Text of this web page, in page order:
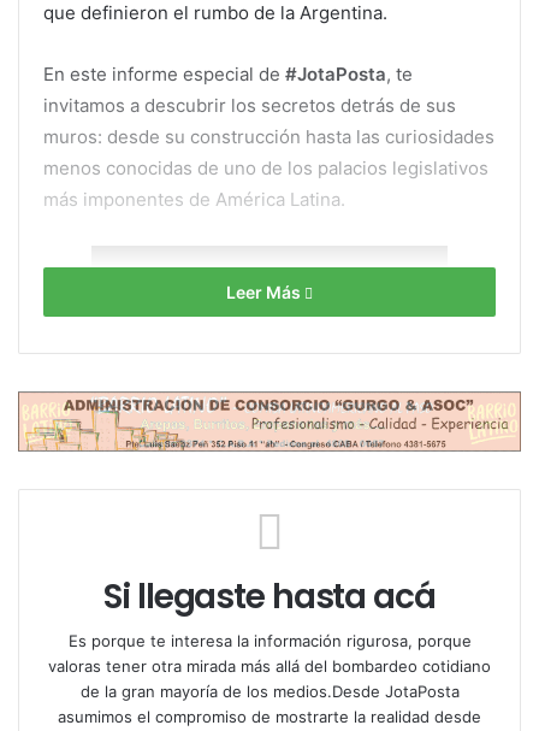
que definieron el rumbo de la Argentina.
En este informe especial de #JotaPosta, te
invitamos a descubrir los secretos detrás de sus
muros: desde su construcción hasta las curiosidades
menos conocidas de uno de los palacios legislativos
más imponentes de América Latina.
Leer Más
Si llegaste hasta acá
Es porque te interesa la información rigurosa, porque
valoras tener otra mirada más allá del bombardeo cotidiano
de la gran mayoría de los medios.Desde JotaPosta
asumimos el compromiso de mostrarte la realidad desde